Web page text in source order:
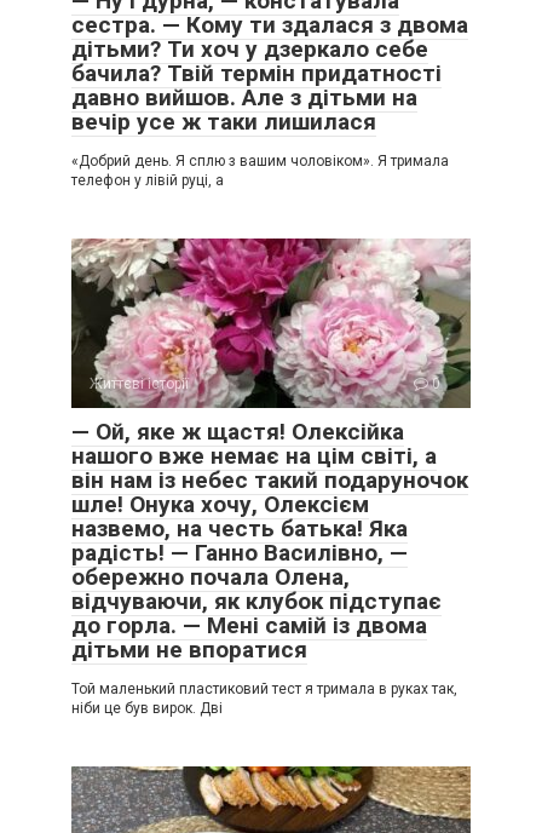
сестра. — Кому ти здалася з двома
дітьми? Ти хоч у дзеркало себе
бачила? Твій термін придатності
давно вийшов. Але з дітьми на
вечір усе ж таки лишилася
«Добрий день. Я сплю з вашим чоловіком». Я тримала
телефон у лівій руці, а
Життєві історії 0
— Ой, яке ж щастя! Олексійка
нашого вже немає на цім світі, а
він нам із небес такий подаруночок
шле! Онука хочу, Олексієм
назвемо, на честь батька! Яка
радість! — Ганно Василівно, —
обережно почала Олена,
відчуваючи, як клубок підступає
до горла. — Мені самій із двома
дітьми не впоратися
Той маленький пластиковий тест я тримала в руках так,
ніби це був вирок. Дві